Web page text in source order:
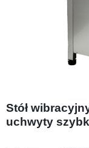
Stół
uchwyty